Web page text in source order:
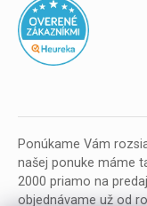
Ponúkame Vám
našej ponuke máme
2000 priamo na
objednávame už od